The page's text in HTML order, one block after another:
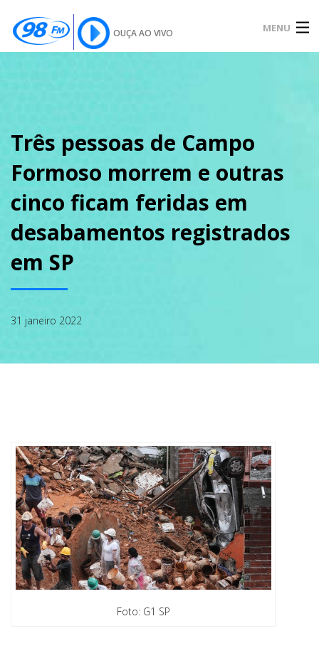
OUÇA AO VIVO MENU
SOBRE
PODCAST
Três pessoas de Campo
Formoso morrem e outras
cinco ficam feridas em
desabamentos registrados
em SP
31 janeiro 2022
Foto: G1 SP